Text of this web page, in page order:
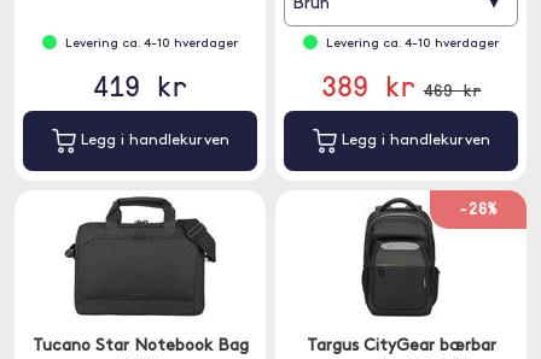
Levering ca. 4-10 hverdager
419 kr
Legg i handlekurven
Brun
Levering ca. 4-10 hverdager
389 kr 469 kr
Legg i handlekurven
Tucano Star Notebook Bag
-26%
Targus CityGear bærbar